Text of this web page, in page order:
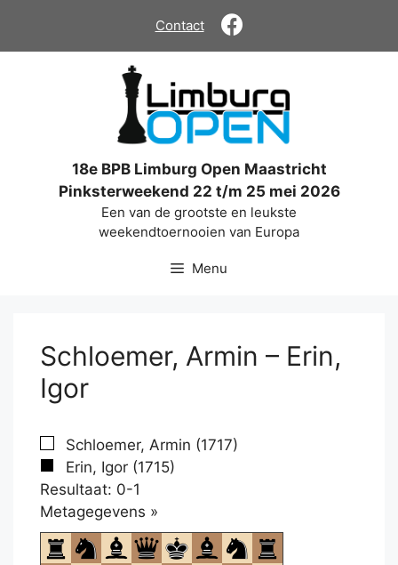
de
Contact
18e BPB Limburg Open Maastricht
Pinksterweekend 22 t/m 25 mei 2026
Een van de grootste en leukste
weekendtoernooien van Europa
Menu
Schloemer, Armin – Erin,
Igor
Schloemer, Armin (1717)
Erin, Igor (1715)
Resultaat: 0-1
Metagegevens »
om
te